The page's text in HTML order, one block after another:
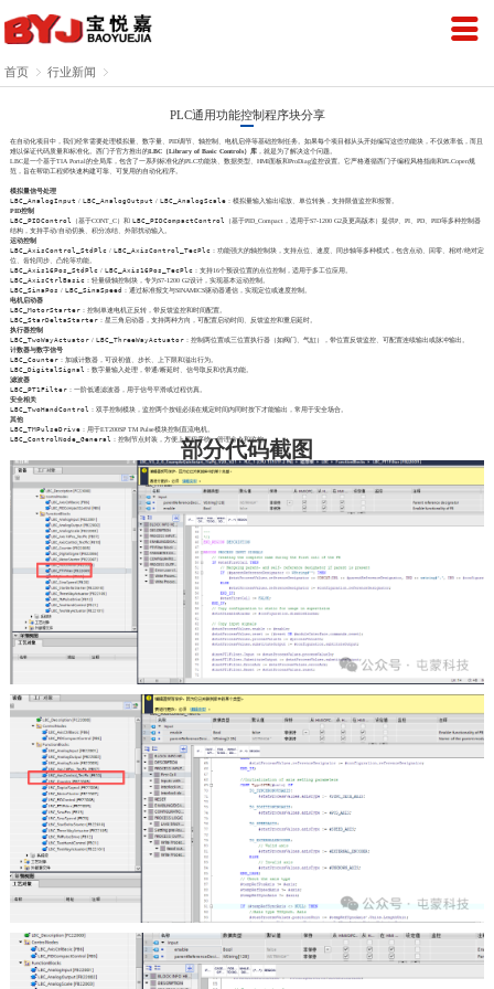
首页  行业新闻 
PLC通用功能控制程序块分享
在自动化项目中，我们经常需要处理模拟量、数字量、PID调节、轴控制、电机启停等基础控制任务。如果每个项目都从头开始编写这些功能块，不仅效率低，而且
难以保证代码质量和标准化。西门子官方推出的LBC（Library of Basic Controls）库，就是为了解决这个问题。
LBC是一个基于TIA Portal的全局库，包含了一系列标准化的PLC功能块、数据类型、HMI面板和ProDiag监控设置。它严格遵循西门子编程风格指南和PLCopen规
范，旨在帮助工程师快速构建可靠、可复用的自动化程序。
模拟量信号处理
LBC_AnalogInput / LBC_AnalogOutput / LBC_AnalogScale：模拟量输入输出缩放、单位转换，支持限值监控和报警。
PID控制
LBC_PIDControl
（基于CONT_C）和 LBC_PIDCompactControl
（基于PID_Compact，适用于S7-1200 G2及更高版本）提供P、PI、PD、PID等多种控制器
结构，支持手动/自动切换、积分冻结、外部扰动输入。
运动控制
LBC_AxisControl_StdPlc / LBC_AxisControl_TecPlc ：功能强大的轴控制块，支持点位、速度、同步轴等多种模式，包含点动、回零、相对/绝对定
位、齿轮同步、凸轮等功能。
LBC_Axis16Pos_StdPlc / LBC_Axis16Pos_TecPlc ：支持16个预设位置的点位控制，适用于多工位应用。
LBC_AxisCtrlBasic ：轻量级轴控制块，专为S7-1200 G2设计，实现基本运动控制。
LBC_SinaPos / LBC_SinaSpeed ：通过标准报文与SINAMICS驱动器通信，实现定位或速度控制。
电机启动器
LBC_MotorStarter：控制单速电机正反转，带反馈监控和时间配置。
LBC_StarDeltaStarter：星三角启动器，支持两种方向，可配置启动时间、反馈监控和重启延时。
执行器控制
LBC_TwoWayActuator/ LBC_ThreeWayActuator：控制两位置或三位置执行器（如阀门、气缸），带位置反馈监控、可配置连续输出或脉冲输出。
计数器与数字信号
LBC_Counter：加减计数器，可设初值、步长、上下限和溢出行为。
LBC_DigitalSignal
：数字量输入处理，带通/断延时、信号取反和仿真功能。
滤波器
LBC_PT1Filter：一阶低通滤波器，用于信号平滑或过程仿真。
安全相关
LBC_TwoHandControl
：双手控制模块，监控两个按钮必须在规定时间内同时按下才能输出，常用于安全场合。
其他
LBC_TMPulseDrive：用于ET200SP TM Pulse模块控制直流电机。
LBC_ControlNode_General
：控制节点封装，方便上层程序统一管理命令和监控。
部分代码截图